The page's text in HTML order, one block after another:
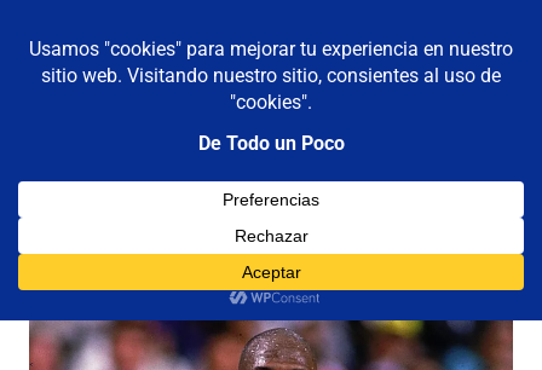
contenido
De todo un poco
Reflexiones,
Viajes
MENÚ
Categoría:jordan